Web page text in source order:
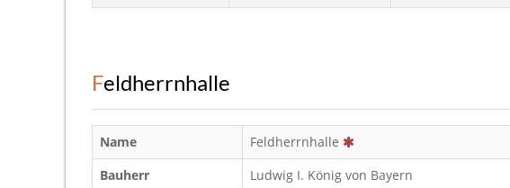
Feldherrnhalle
Name
Feldherrnhalle
Bauherr
Ludwig I. König von Bayern